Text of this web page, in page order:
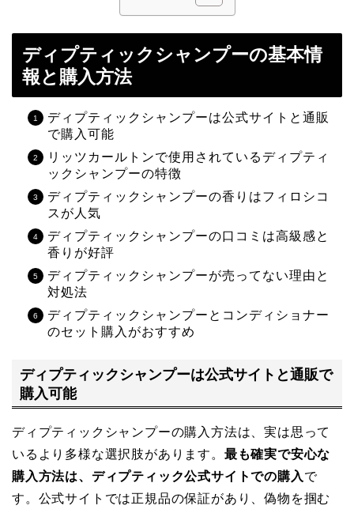
ディプティックシャンプーの基本情
報と購入方法
ディプティックシャンプーは公式サイトと通販
で購入可能
リッツカールトンで使用されているディプティ
ックシャンプーの特徴
ディプティックシャンプーの香りはフィロシコ
スが人気
ディプティックシャンプーの口コミは高級感と
香りが好評
ディプティックシャンプーが売ってない理由と
対処法
ディプティックシャンプーとコンディショナー
のセット購入がおすすめ
ディプティックシャンプーは公式サイトと通販で
購入可能
ディプティックシャンプーの購入方法は、実は思って
いるより多様な選択肢があります。 最も確実で安心な
購入方法は、ディプティック公式サイトでの購入 で
す。公式サイトでは正規品の保証があり、偽物を掴む